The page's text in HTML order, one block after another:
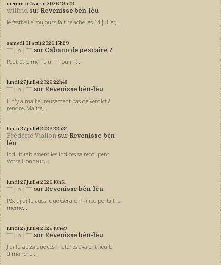
mercredi 05 août 202619h02
wilfrid sur Revenisse bèn-lèu
le festival a toujours fait relache les 14 juillet,...
samedi 01 août 202615h29
ˉˉˉ│∩│ˉˉˉ sur Cabano de pescaire ?
Peut-être même un moulin :...
lundi 27juillet 202622h43
ˉˉˉ│∩│ˉˉˉ sur Revenisse bèn-lèu
Il n'y a malheureusement pas de verdict à
rendre, Maître,...
lundi 27juillet 202622h34
Frédéric Viallon sur Revenisse bèn-
lèu
Indubitablement les indices se recoupent.
Votre Honneur,...
lundi 27juillet 202613h51
ˉˉˉ│∩│ˉˉˉ sur Revenisse bèn-lèu
P.S. : j'ai lu aussi que Gérard Philipe portait la
même...
lundi 27juillet 202613h49
ˉˉˉ│∩│ˉˉˉ sur Revenisse bèn-lèu
J'ai lu aussi que ces matches avaient lieu le
dimanche....